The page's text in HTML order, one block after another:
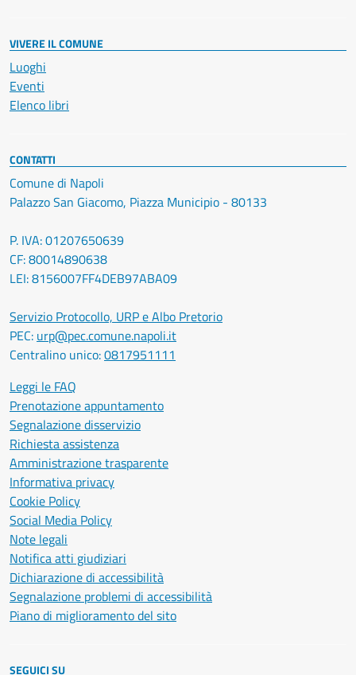
VIVERE IL COMUNE
Luoghi
Eventi
Elenco libri
CONTATTI
Comune di Napoli
Palazzo San Giacomo, Piazza Municipio - 80133
P. IVA: 01207650639
CF: 80014890638
LEI: 8156007FF4DEB97ABA09
Servizio Protocollo, URP e Albo Pretorio
PEC: urp@pec.comune.napoli.it
Centralino unico:0817951111
Leggi le FAQ
Prenotazione appuntamento
Segnalazione disservizio
Richiesta assistenza
Amministrazione trasparente
Informativa privacy
Cookie Policy
Social Media Policy
Note legali
Notifica atti giudiziari
Dichiarazione di accessibilità
Segnalazione problemi di accessibilità
Piano di miglioramento del sito
SEGUICI SU